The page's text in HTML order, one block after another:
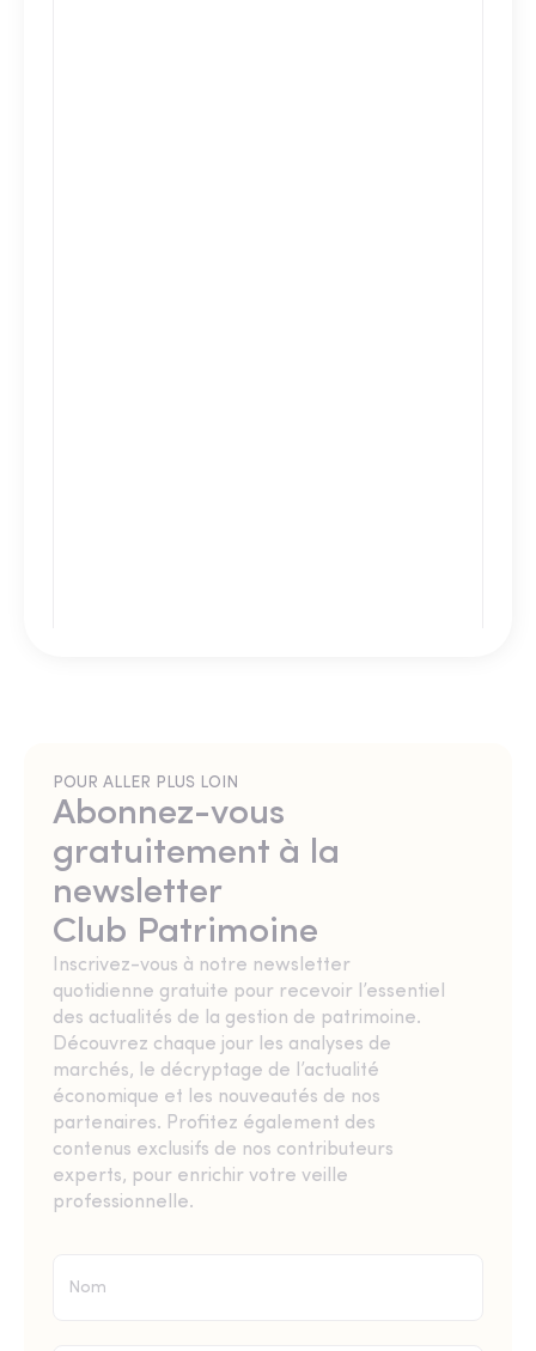
POUR ALLER PLUS LOIN
Abonnez-vous
gratuitement à la
newsletter
Club Patrimoine
Inscrivez-vous à notre newsletter
quotidienne gratuite pour recevoir l’essentiel
des actualités de la gestion de patrimoine.
Découvrez chaque jour les analyses de
marchés, le décryptage de l’actualité
économique et les nouveautés de nos
partenaires. Profitez également des
contenus exclusifs de nos contributeurs
experts, pour enrichir votre veille
professionnelle.